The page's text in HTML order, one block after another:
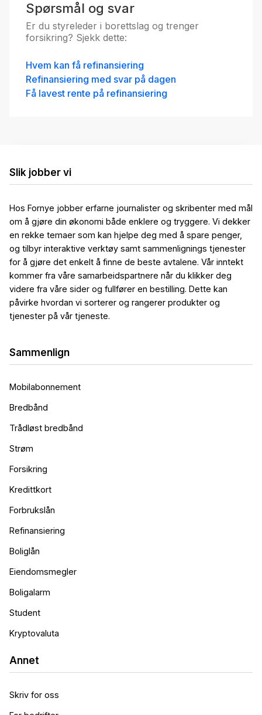
UNIO - Fastrentelån 5 år
5.08%
eff.rente
YS - Fastrentelån 10 år
5.13 %
eff.rente
Spørsmål og svar
Er du styreleder i borettslag og trenger
forsikring? Sjekk dette:
Hvem kan få refinansiering
Refinansiering med svar på dagen
Få lavest rente på refinansiering
Slik jobber vi
Hos Fornye jobber erfarne journalister og skribenter med mål
om å gjøre din økonomi både enklere og tryggere. Vi dekker
en rekke temaer som kan hjelpe deg med å spare penger,
og tilbyr interaktive verktøy samt sammenlignings tjenester
for å gjøre det enkelt å finne de beste avtalene. Vår inntekt
kommer fra våre samarbeidspartnere når du klikker deg
videre fra våre sider og fullfører en bestilling. Dette kan
påvirke hvordan vi sorterer og rangerer produkter og
tjenester på vår tjeneste.
Sammenlign
Mobilabonnement
Bredbånd
Trådløst bredbånd
Strøm
Forsikring
Kredittkort
Forbrukslån
Refinansiering
Boliglån
Eiendomsmegler
Boligalarm
Student
Kryptovaluta
Annet
Skriv for oss